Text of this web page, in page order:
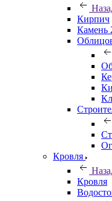
Кирпич
Камень
Кровля
Кровля